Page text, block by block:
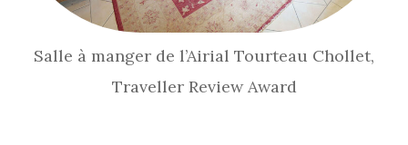
Salle à manger de l’Airial Tourteau Chollet,
Traveller Review Award